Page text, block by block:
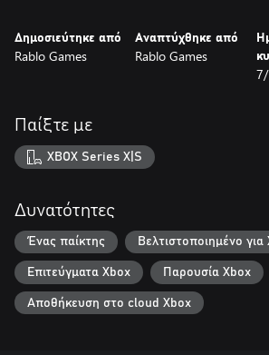
Δημοσιεύτηκε από
Rablo Games
Αναπτύχθηκε από
Rablo Games
Παίξτε με
XBOX Series X|S
Δυνατότητες
Ένας παίκτης Βελτιστοποιημένο
Επιτεύγματα Xbox Παρουσία Xbox
Αποθήκευση στο cloud Xbox